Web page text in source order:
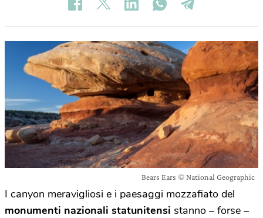
Bears Ears © National Geographic
I canyon meravigliosi e i paesaggi mozzafiato del
monumenti nazionali statunitensi stanno – forse –